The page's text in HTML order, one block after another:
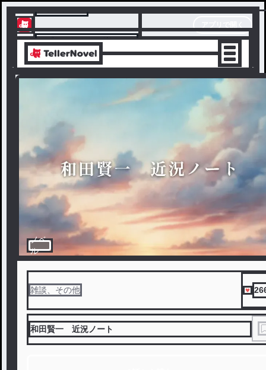
テラーノベル
アプリでサクサク楽しめる
ノベ
ル
雑談、その他
和田賢一 近況ノート